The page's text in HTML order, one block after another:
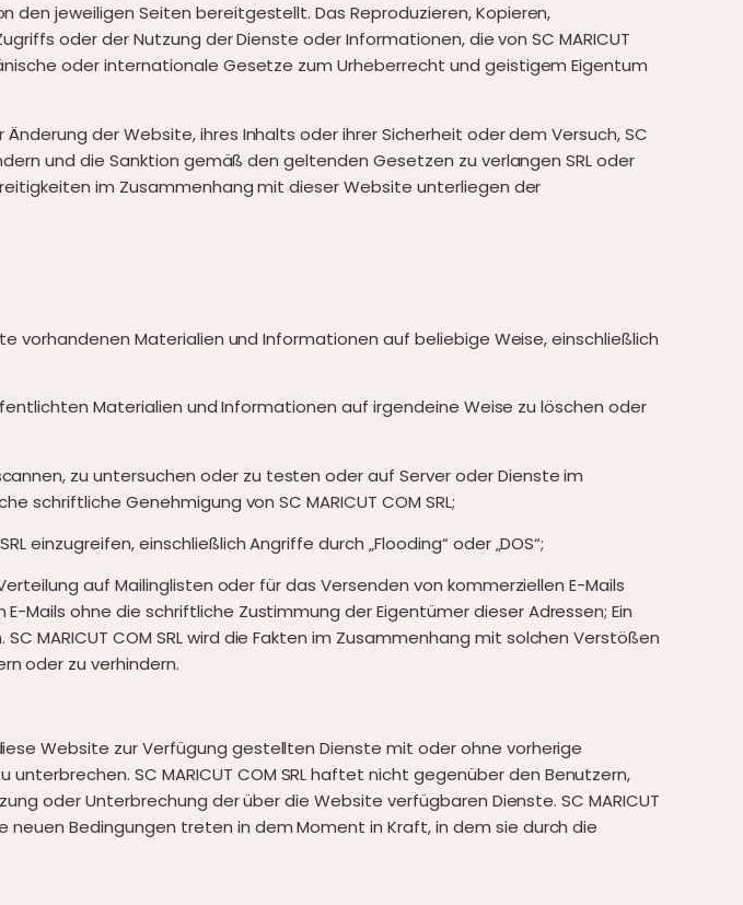
jeweiligen Seiten bereitgestellt. Das Reproduzieren, Kopieren,
oder der Nutzung der Dienste oder Informationen, die von SC MARICUT
oder internationale Gesetze zum Urheberrecht und geistigem Eigentum
der Website, ihres Inhalts oder ihrer Sicherheit oder dem Versuch, SC
und die Sanktion gemäß den geltenden Gesetzen zu verlangen SRL oder
im Zusammenhang mit dieser Website unterliegen der
vorhandenen Materialien und Informationen auf beliebige Weise, einschließlich
Materialien und Informationen auf irgendeine Weise zu löschen oder
zu untersuchen oder zu testen oder auf Server oder Dienste im
schriftliche Genehmigung von SC MARICUT COM SRL;
einzugreifen, einschließlich Angriffe durch „Flooding“ oder „DOS“;
auf Mailinglisten oder für das Versenden von kommerziellen E-Mails
Mails ohne die schriftliche Zustimmung der Eigentümer dieser Adressen; Ein
MARICUT COM SRL wird die Fakten im Zusammenhang mit solchen Verstößen
oder zu verhindern.
Website zur Verfügung gestellten Dienste mit oder ohne vorherige
SC MARICUT COM SRL haftet nicht gegenüber den Benutzern,
oder Unterbrechung der über die Website verfügbaren Dienste. SC MARICUT
neuen Bedingungen treten in dem Moment in Kraft, in dem sie durch die